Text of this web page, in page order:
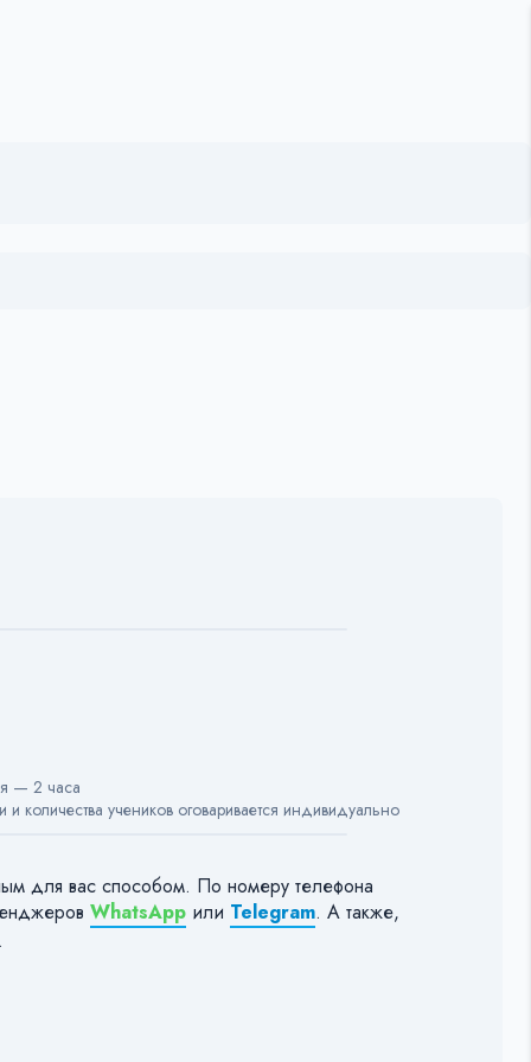
— 2 часа
учеников оговаривается индивидуально
для вас способом. По номеру телефона
WhatsApp или Telegram. А также,